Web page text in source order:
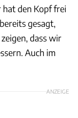
den Kopf frei
gesagt,
dass wir
Auch im
ANZEIGE